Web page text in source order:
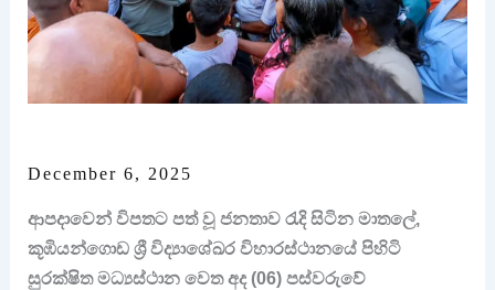
December 6, 2025
ආපදාවෙන් විපතට පත් වූ ජනතාව රැදි සිටින මාතලේ,
කූඹියන්ගොඩ ශ්‍රී විද්‍යාශේඛර විහාරස්ථානයේ පිහිටි
සුරක්ෂිත මධ්‍යස්ථාන වෙත අද (06) පස්වරුවේ